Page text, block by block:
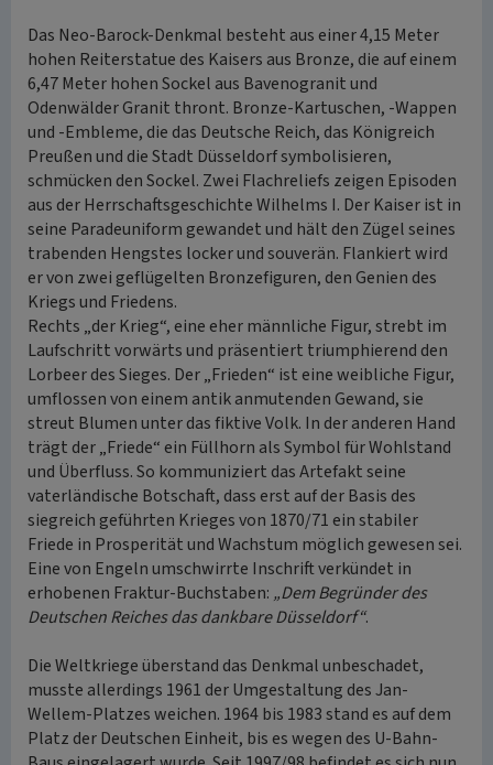
Das Neo-Barock-Denkmal besteht aus einer 4,15 Meter
hohen Reiterstatue des Kaisers aus Bronze, die auf einem
6,47 Meter hohen Sockel aus Bavenogranit und
Odenwälder Granit thront. Bronze-Kartuschen, -Wappen
und -Embleme, die das Deutsche Reich, das Königreich
Preußen und die Stadt Düsseldorf symbolisieren,
schmücken den Sockel. Zwei Flachreliefs zeigen Episoden
aus der Herrschaftsgeschichte Wilhelms I. Der Kaiser ist in
seine Paradeuniform gewandet und hält den Zügel seines
trabenden Hengstes locker und souverän. Flankiert wird
er von zwei geflügelten Bronzefiguren, den Genien des
Kriegs und Friedens.
Rechts „der Krieg“, eine eher männliche Figur, strebt im
Laufschritt vorwärts und präsentiert triumphierend den
Lorbeer des Sieges. Der „Frieden“ ist eine weibliche Figur,
umflossen von einem antik anmutenden Gewand, sie
streut Blumen unter das fiktive Volk. In der anderen Hand
trägt der „Friede“ ein Füllhorn als Symbol für Wohlstand
und Überfluss. So kommuniziert das Artefakt seine
vaterländische Botschaft, dass erst auf der Basis des
siegreich geführten Krieges von 1870/71 ein stabiler
Friede in Prosperität und Wachstum möglich gewesen sei.
Eine von Engeln umschwirrte Inschrift verkündet in
erhobenen Fraktur-Buchstaben: „Dem Begründer des
Deutschen Reiches das dankbare Düsseldorf“.
Die Weltkriege überstand das Denkmal unbeschadet,
musste allerdings 1961 der Umgestaltung des Jan-
Wellem-Platzes weichen. 1964 bis 1983 stand es auf dem
Platz der Deutschen Einheit, bis es wegen des U-Bahn-